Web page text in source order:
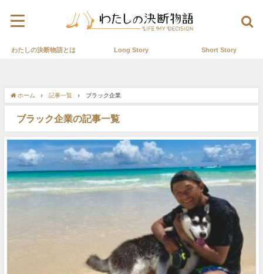
わたしの決断物語とは Long Story Short Story
ホーム 記事一覧 ブラック企業
ブラック企業の記事一覧